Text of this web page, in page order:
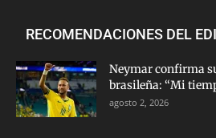
RECOMENDACIONES DEL
Neymar confirma
brasileña: “Mi
agosto 2, 2026